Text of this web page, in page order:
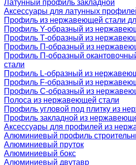
Латунный профиль закладной
Аксессуары для латунных
Профиль из нержавеющей стали
Профиль Y-образный из
Профиль Т-образный из
Профиль П-образный из
Профиль П-образный
стали
Профиль L-образный из
Профиль F-образный из
Профиль C-образный из
Полоса из нержавеющей стали
Профиль угловой под плитку из
Профиль закладной из
Аксессуары для профилей из
Алюминиевый профиль
Алюминиевый пруток
Алюминиевый бокс
Алюминиевый двутавр